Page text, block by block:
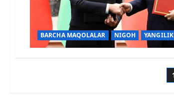
BARCHA MAQOLALAR NIGOH